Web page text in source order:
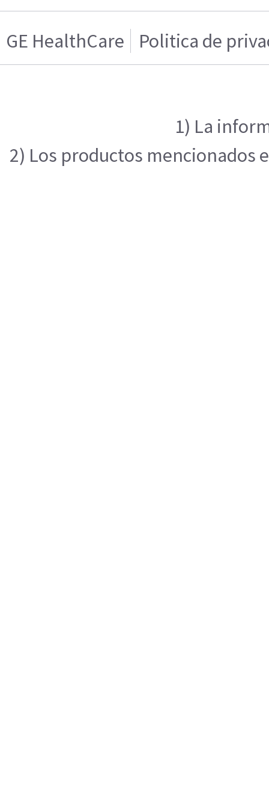
GE HealthCare Politica de
1) La
2) Los productos mencionados